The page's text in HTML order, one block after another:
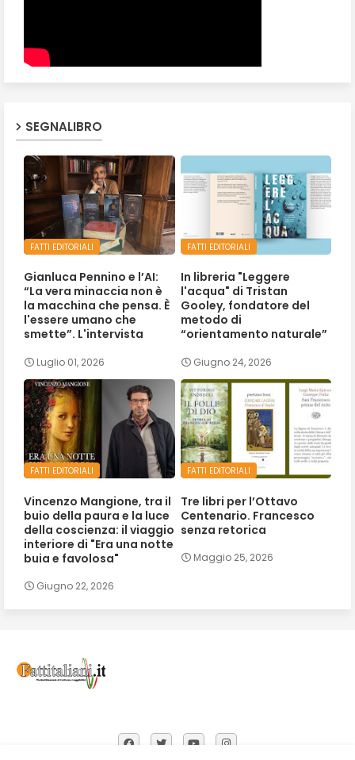
SEGNALIBRO
FATTI EDITORIALI
Gianluca Pennino e l’AI:
“La vera minaccia non è
la macchina che pensa. È
l'essere umano che
smette”. L'intervista
Luglio 01, 2026
FATTI EDITORIALI
In libreria "Leggere
l'acqua" di Tristan
Gooley, fondatore del
metodo di
“orientamento naturale”
Giugno 24, 2026
FATTI EDITORIALI
Vincenzo Mangione, tra il
buio della paura e la luce
della coscienza: il viaggio
interiore di "Era una notte
buia e favolosa"
Giugno 22, 2026
FATTI EDITORIALI
Tre libri per l’Ottavo
Centenario. Francesco
senza retorica
Maggio 25, 2026